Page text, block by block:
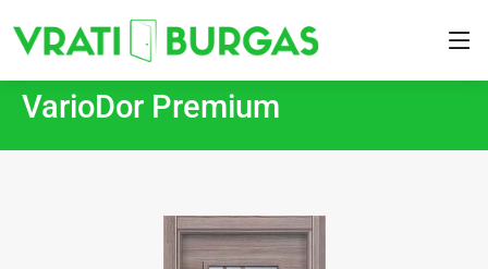
VarioDor Premium